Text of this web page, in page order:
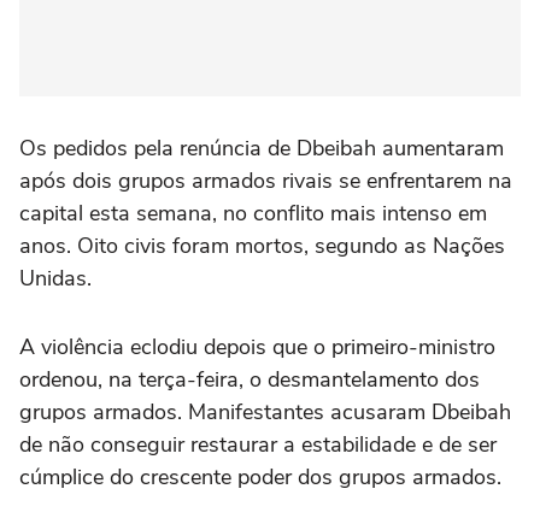
Os pedidos pela renúncia de Dbeibah aumentaram
após dois grupos armados rivais se enfrentarem na
capital esta semana, no conflito mais intenso em
anos. Oito civis foram mortos, segundo as Nações
Unidas.
A violência eclodiu depois que o primeiro-ministro
ordenou, na terça-feira, o desmantelamento dos
grupos armados. Manifestantes acusaram Dbeibah
de não conseguir restaurar a estabilidade e de ser
cúmplice do crescente poder dos grupos armados.